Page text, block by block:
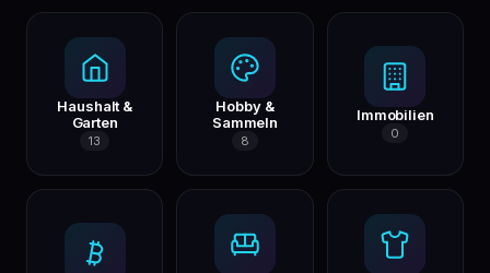
Haushalt &
Garten
13
Hobby &
Sammeln
8
Immobilien
0